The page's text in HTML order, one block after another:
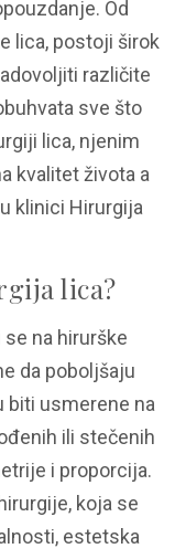
Od
lica, postoji širok
različite
sve što
lica, njenim
kvalitet života a
klinici Hirurgija
lica?
na hirurške
da poboljšaju
biti usmerene na
ili stečenih
i proporcija.
koja se
estetska